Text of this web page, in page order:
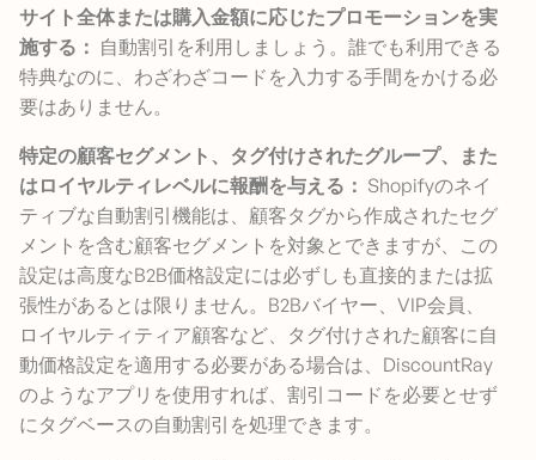
サイト全体または購入金額に応じたプロモーションを実
施する： 自動割引を利用しましょう。誰でも利用できる
特典なのに、わざわざコードを入力する手間をかける必
要はありません。
特定の顧客セグメント、タグ付けされたグループ、また
はロイヤルティレベルに報酬を与える： Shopifyのネイ
ティブな自動割引機能は、顧客タグから作成されたセグ
メントを含む顧客セグメントを対象とできますが、この
設定は高度なB2B価格設定には必ずしも直接的または拡
張性があるとは限りません。B2Bバイヤー、VIP会員、
ロイヤルティティア顧客など、タグ付けされた顧客に自
動価格設定を適用する必要がある場合は、DiscountRay
のようなアプリを使用すれば、割引コードを必要とせず
にタグベースの自動割引を処理できます。